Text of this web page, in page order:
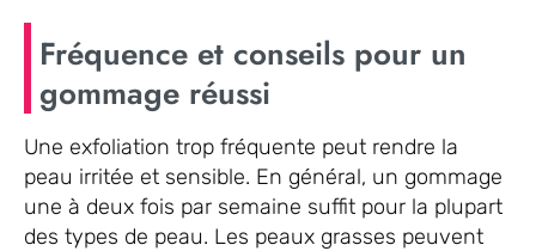
Fréquence et conseils pour un
gommage réussi
Une exfoliation trop fréquente peut rendre la
peau irritée et sensible. En général, un gommage
une à deux fois par semaine suffit pour la plupart
des types de peau. Les peaux grasses peuvent